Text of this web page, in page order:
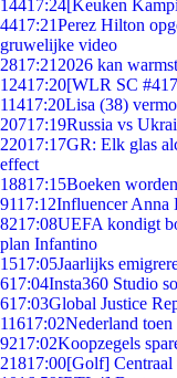
14417:24[Keuken
4417:21Perez Hilton
gruwelijke video
2817:21 2026 kan
12417:20[WLR SC
11417:20Lisa (38)
20717:19Russia vs
22017:17GR: Elk glas
effect
18817:15Boeken
9117:12Influencer Anna
8217:08UEFA kondigt
plan Infantino
1517:05Jaarlijks
617:04Insta360 Studio
617:03Global Justice
11617:02Nederland toen
9217:02Koopzegels
21817:00[Golf] Centraal